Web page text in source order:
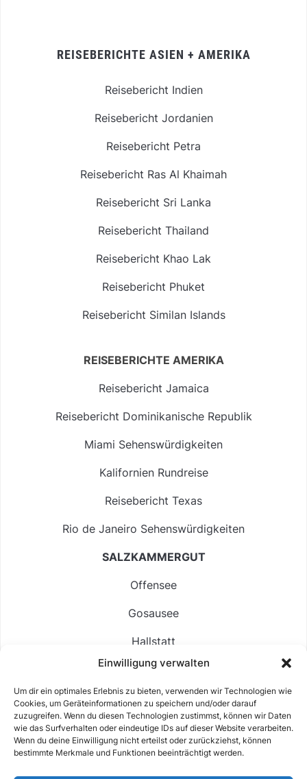
Einwilligung verwalten
Um dir ein optimales Erlebnis zu bieten, verwenden wir Technologien wie
Cookies, um Geräteinformationen zu speichern und/oder darauf
zuzugreifen. Wenn du diesen Technologien zustimmst, können wir Daten
wie das Surfverhalten oder eindeutige IDs auf dieser Website verarbeiten.
Wenn du deine Einwilligung nicht erteilst oder zurückziehst, können
bestimmte Merkmale und Funktionen beeinträchtigt werden.
REISEBERICHTE ASIEN + AMERIKA
Reisebericht Indien
Reisebericht Jordanien
Reisebericht Petra
Reisebericht Ras Al Khaimah
Reisebericht Sri Lanka
Reisebericht Thailand
Reisebericht Khao Lak
Reisebericht Phuket
Reisebericht Similan Islands
REISEBERICHTE AMERIKA
Reisebericht Jamaica
Reisebericht Dominikanische Republik
Miami Sehenswürdigkeiten
Kalifornien Rundreise
Reisebericht Texas
Rio de Janeiro Sehenswürdigkeiten
SALZKAMMERGUT
Offensee
Gosausee
Hallstatt
Langbathsee
Altausseer See
Hintersee